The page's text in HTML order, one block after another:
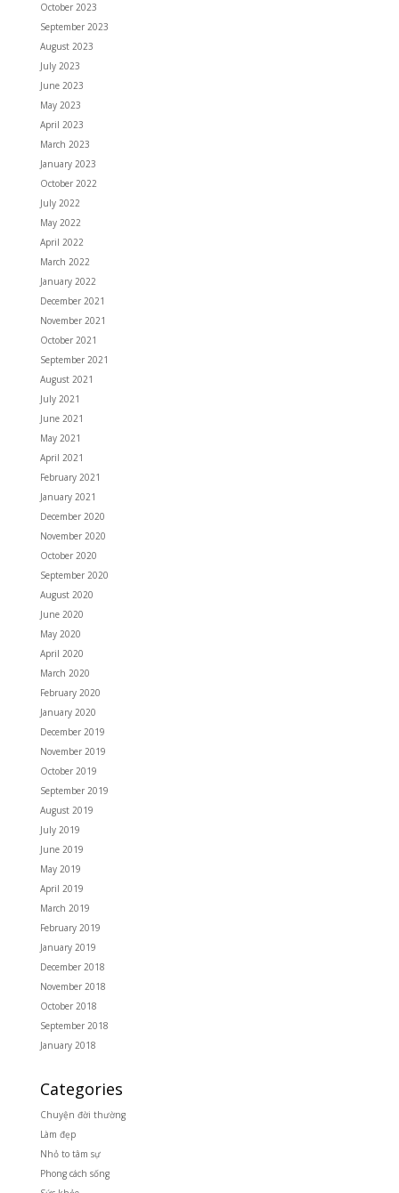
October 2023
September 2023
August 2023
July 2023
June 2023
May 2023
April 2023
March 2023
January 2023
October 2022
July 2022
May 2022
April 2022
March 2022
January 2022
December 2021
November 2021
October 2021
September 2021
August 2021
July 2021
June 2021
May 2021
April 2021
February 2021
January 2021
December 2020
November 2020
October 2020
September 2020
August 2020
June 2020
May 2020
April 2020
March 2020
February 2020
January 2020
December 2019
November 2019
October 2019
September 2019
August 2019
July 2019
June 2019
May 2019
April 2019
March 2019
February 2019
January 2019
December 2018
November 2018
October 2018
September 2018
January 2018
Categories
Chuyện đời thường
Làm đẹp
Nhỏ to tâm sự
Phong cách sống